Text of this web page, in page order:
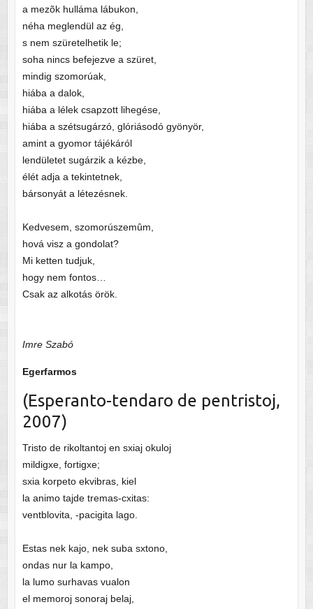
a mezõk hulláma lábukon,
néha meglendül az ég,
s nem szüretelhetik le;
soha nincs befejezve a szüret,
mindig szomorúak,
hiába a dalok,
hiába a lélek csapzott lihegése,
hiába a szétsugárzó, glóriásodó gyönyör,
amint a gyomor tájékáról
lendületet sugárzik a kézbe,
élét adja a tekintetnek,
bársonyát a létezésnek.
Kedvesem, szomorúszemûm,
hová visz a gondolat?
Mi ketten tudjuk,
hogy nem fontos…
Csak az alkotás örök.
Imre Szabó
Egerfarmos
(Esperanto-tendaro de pentristoj,
2007)
Tristo de rikoltantoj en sxiaj okuloj
mildigxe, fortigxe;
sxia korpeto ekvibras, kiel
la animo tajde tremas-cxitas:
ventblovita, -pacigita lago.
Estas nek kajo, nek suba sxtono,
ondas nur la kampo,
la lumo surhavas vualon
el memoroj sonoraj belaj,